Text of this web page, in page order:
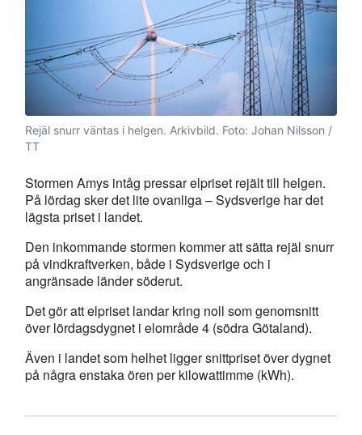
Rejäl snurr väntas i helgen. Arkivbild. Foto: Johan Nilsson /
TT
Stormen Amys intåg pressar elpriset rejält till helgen.
På lördag sker det lite ovanliga – Sydsverige har det
lägsta priset i landet.
Den inkommande stormen kommer att sätta rejäl snurr
på vindkraftverken, både i Sydsverige och i
angränsade länder söderut.
Det gör att elpriset landar kring noll som genomsnitt
över lördagsdygnet i elområde 4 (södra Götaland).
Även i landet som helhet ligger snittpriset över dygnet
på några enstaka ören per kilowattimme (kWh).